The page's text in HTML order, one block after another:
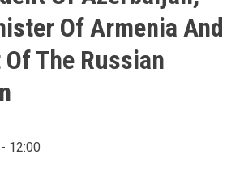
Of Armenia And
The Russian
12:00